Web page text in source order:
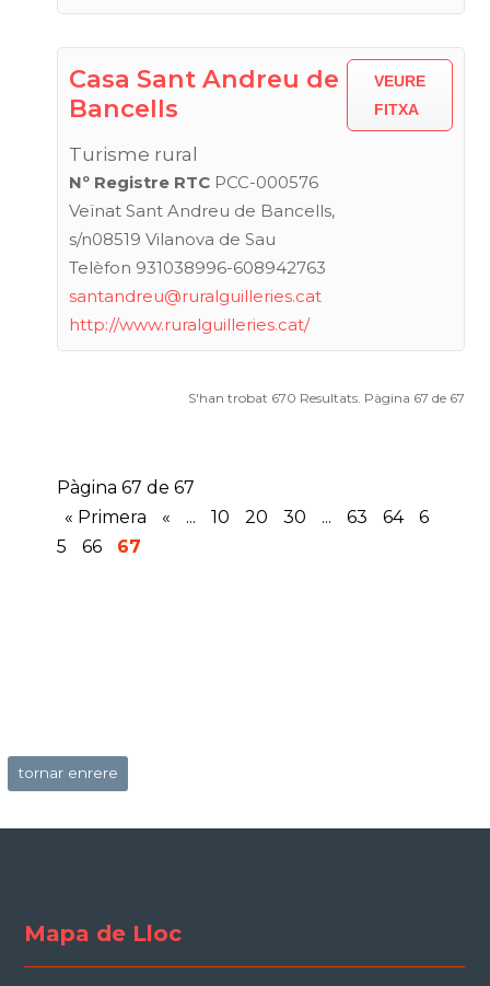
Casa Sant Andreu de
Bancells
Turisme rural
Nº Registre RTC PCC-000576
Veïnat Sant Andreu de Bancells,
s/n08519 Vilanova de Sau
Telèfon 931038996-608942763
santandreu@ruralguilleries.cat
http://www.ruralguilleries.cat/
VEURE
FITXA
S'han trobat 670 Resultats. Pàgina 67 de 67
Pàgina 67 de 67
« Primera
« ... 10 20 30 ... 63 64
6
5
66 67
tornar enrere
Mapa de Lloc